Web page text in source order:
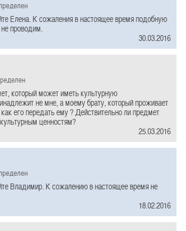
Елена. К сожаления в настоящее время подобную
не проводим.
30.03.2016
который может иметь культурную
не мне, а моему брату, который проживает
его передать ему ? Действительно ли предмет
ценностям?
25.03.2016
Владимир. К сожалению в настоящее время не
18.02.2016